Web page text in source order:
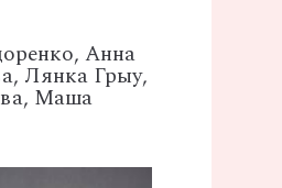
Анна
Лянка Грыу,
Маша